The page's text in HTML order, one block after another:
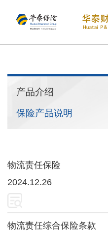
产品介绍
保险产品说明
物流责任保险
2024.12.26
物流责任综合保险条款